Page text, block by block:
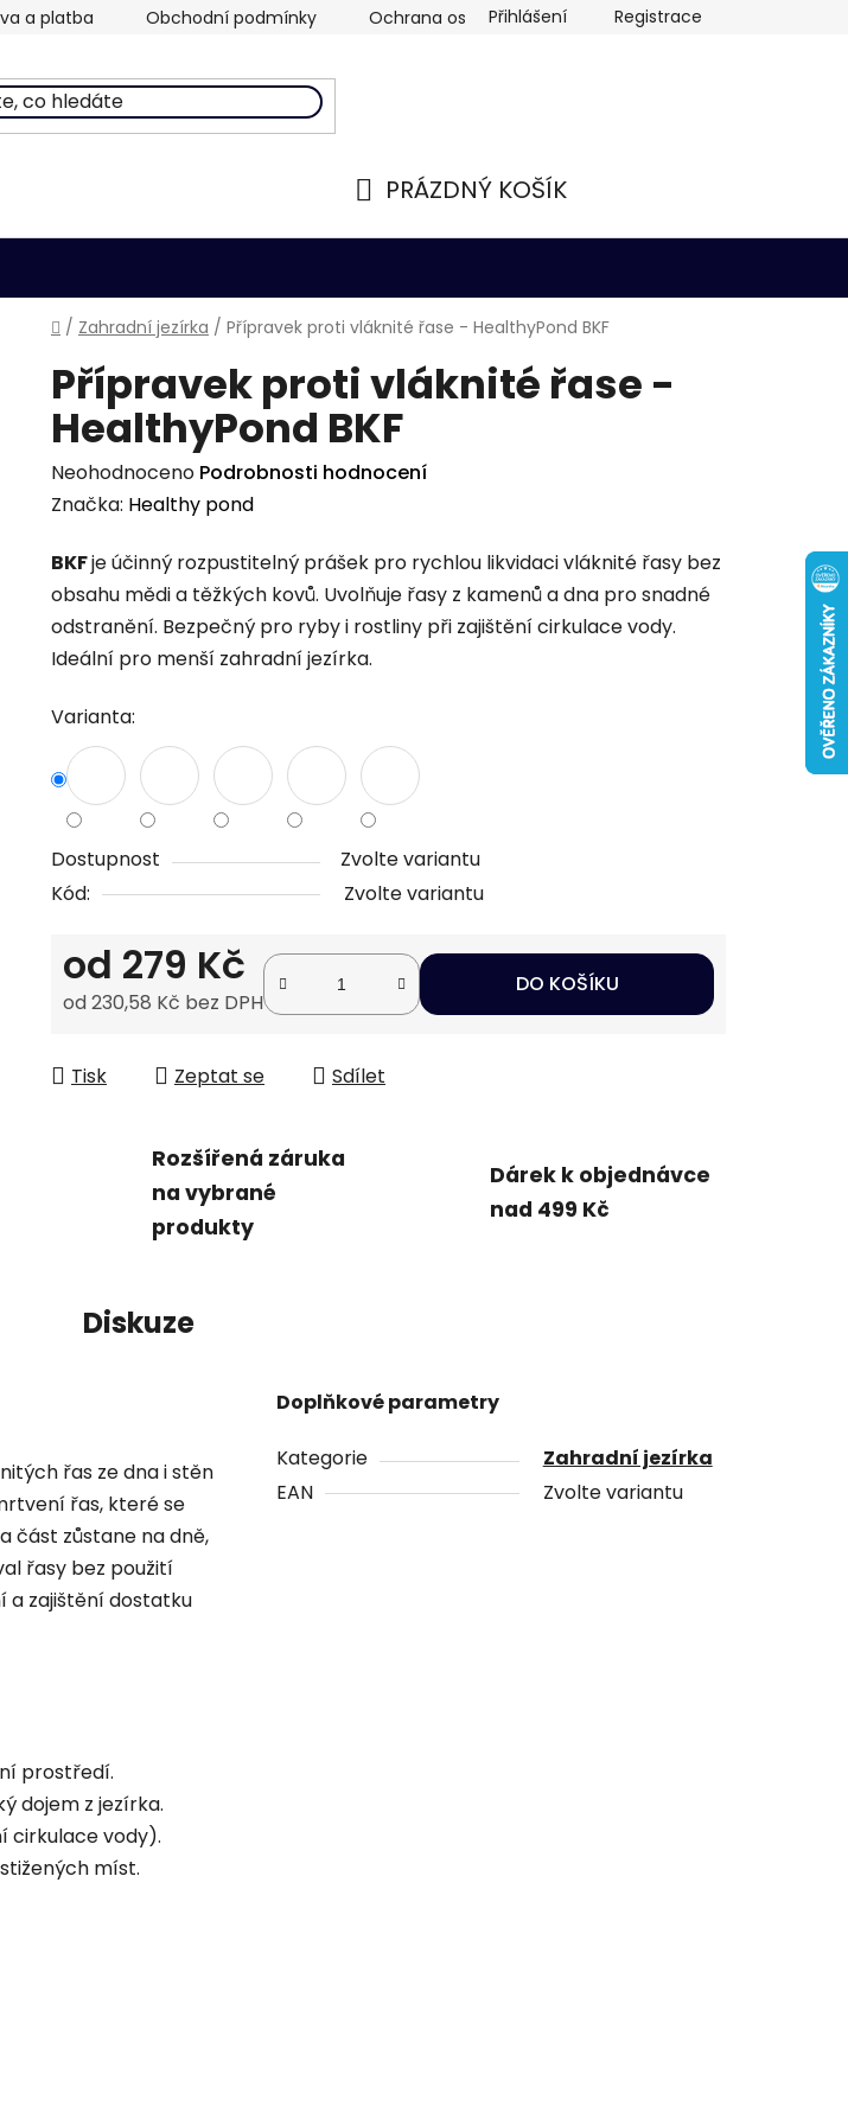
a platba Obchodní podmínky Ochrana osobních údajů
Přihlášení Registrace
PRÁZDNÝ KOŠÍK
Domů
/ Zahradní jezírka / Přípravek proti vláknité řase - HealthyPond BKF
Přípravek proti vláknité řase -
HealthyPond BKF
Průměrné
hodnocení
je
0,0
z
5
Neohodnoceno Podrobnosti hodnocení
Značka: Healthy pond
BKFje účinný rozpustitelný prášek pro rychlou likvidaci vláknité řasy bez
obsahu mědi a těžkých kovů. Uvolňuje řasy z kamenů a dna pro snadné
odstranění. Bezpečný pro ryby i rostliny při zajištění cirkulace vody.
Ideální pro menší zahradní jezírka.
Varianta:
Dostupnost
Zvolte variantu
Kód:
Zvolte variantu
od 279 Kč
od230,58 Kč bez DPH
DO KOŠÍKU
Tisk Zeptat se Sdílet
Rozšířená záruka
na vybrané
produkty
Dárek k objednávce
nad 499 Kč
Diskuze
řas ze dna i stěn
řas, které se
část zůstane na dně,
řasy bez použití
a zajištění dostatku
prostředí.
dojem z jezírka.
cirkulace vody).
míst.
Doplňkové parametry
Kategorie
Zahradní jezírka
EAN
Zvolte variantu